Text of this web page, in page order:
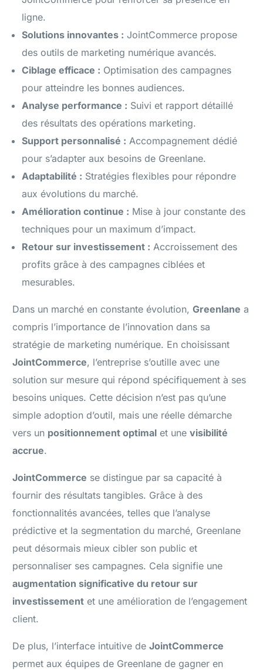
ligne.
Solutions innovantes : JointCommerce propose
des outils de marketing numérique avancés.
Ciblage efficace : Optimisation des campagnes
pour atteindre les bonnes audiences.
Analyse performance : Suivi et rapport détaillé
des résultats des opérations marketing.
Support personnalisé : Accompagnement dédié
pour s’adapter aux besoins de Greenlane.
Adaptabilité : Stratégies flexibles pour répondre
aux évolutions du marché.
Amélioration continue : Mise à jour constante des
techniques pour un maximum d’impact.
Retour sur investissement : Accroissement des
profits grâce à des campagnes ciblées et
mesurables.
Dans un marché en constante évolution,Greenlane a
compris l’importance de l’innovation dans sa
stratégie de marketing numérique. En choisissant
JointCommerce, l’entreprise s’outille avec une
solution sur mesure qui répond spécifiquement à ses
besoins uniques. Cette décision n’est pas qu’une
simple adoption d’outil, mais une réelle démarche
vers un positionnement optimal et unevisibilité
accrue.
JointCommerce se distingue par sa capacité à
fournir des résultats tangibles. Grâce à des
fonctionnalités avancées, telles que l’analyse
prédictive et la segmentation du marché, Greenlane
peut désormais mieux cibler son public et
personnaliser ses campagnes. Cela signifie une
augmentation significative du retour sur
investissement et une amélioration de l’engagement
client.
De plus, l’interface intuitive deJointCommerce
permet aux équipes de Greenlane de gagner en